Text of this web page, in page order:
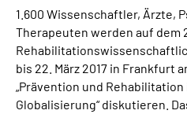
Über uns & Presse
Online-Services
Suche
1.600 Wissenschaftler, Ärzte,
Therapeuten werden auf dem
bis 22. März 2017 in Frankfurt
„Prävention und
Globalisierung“ diskutieren.